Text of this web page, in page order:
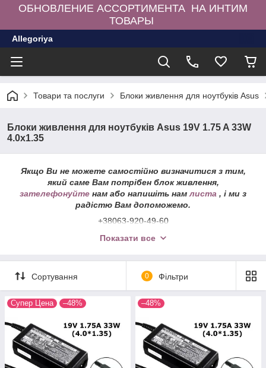
ОБНОВЛЕНИЕ АССОРТИМЕНТА НА ИНТИМ
ТОВАРЫ
Allegoriya
Товари та послуги Блоки живлення для ноутбуків Asus
Блоки живлення для ноутбуків Asus 19V 1.75 A 33W
4.0x1.35
Якщо Ви не можете самостійно визначитися з тим,
який саме Вам потрібен блок живлення,
зателефонуйте нам або напишіть нам листа , і ми з
радістю Вам допоможемо.
+38063-920-49-60
+38096-827-88-80
Самовивіз в Дніпропетровську.
Показати все
Сортування 0 Фільтри
Супер Цена –48% –48%